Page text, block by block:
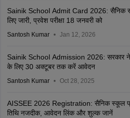
Sainik School Admit Card 2026: सैनिक
लिए जारी, प्रवेश परीक्षा 18 जनवरी को
Santosh Kumar Jan 12, 2026
Sainik School Admission 2026: सरकार ने
के लिए 30 अक्टूबर तक करें आवेदन
Santosh Kumar Oct 28, 2025
AISSEE 2026 Registration: सैनिक स्कूल
तिथि नजदीक, आवेदन लिंक और शुल्क जानें